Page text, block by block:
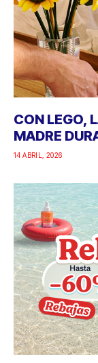
CON LEGO,
MADRE
14 ABRIL, 2026